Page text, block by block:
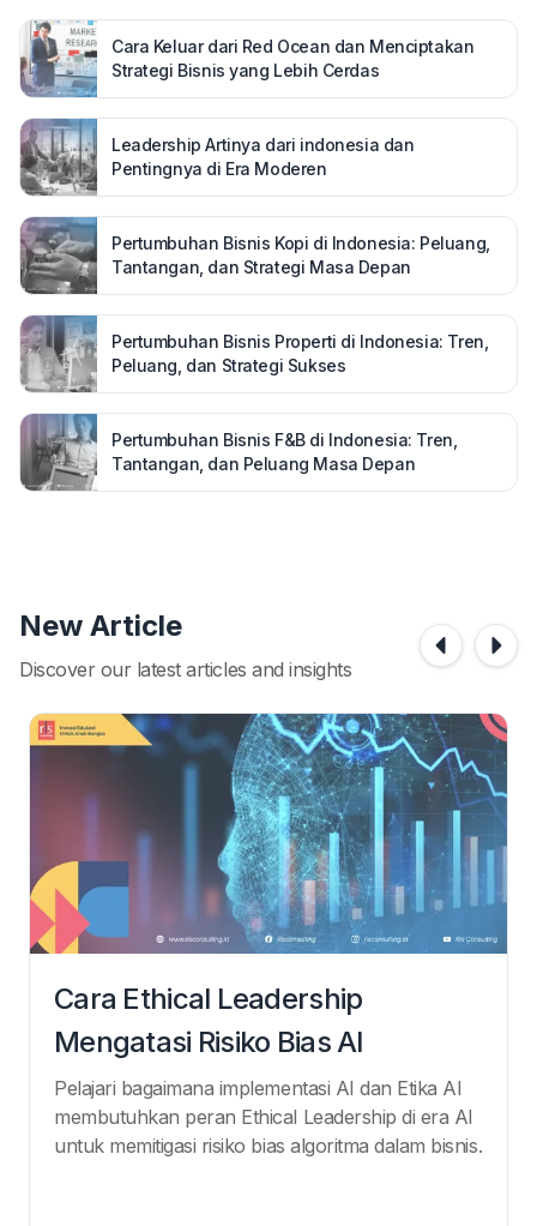
Cara Keluar dari Red Ocean dan Menciptakan
Strategi Bisnis yang Lebih Cerdas
Leadership Artinya dari indonesia dan
Pentingnya di Era Moderen
Pertumbuhan Bisnis Kopi di Indonesia: Peluang,
Tantangan, dan Strategi Masa Depan
Pertumbuhan Bisnis Properti di Indonesia: Tren,
Peluang, dan Strategi Sukses
Pertumbuhan Bisnis F&B di Indonesia: Tren,
Tantangan, dan Peluang Masa Depan
New Article
Discover our latest articles and insights
Cara Ethical Leadership
Mengatasi Risiko Bias AI
Pelajari bagaimana implementasi AI dan Etika AI
membutuhkan peran Ethical Leadership di era AI
untuk memitigasi risiko bias algoritma dalam bisnis.